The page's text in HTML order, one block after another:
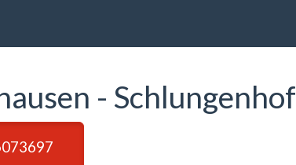
- Schlungenhof